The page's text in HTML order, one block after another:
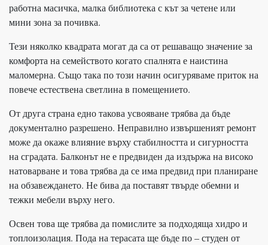
работна масичка, малка библиотека с кът за четене или
мини зона за почивка.
Тези няколко квадрата могат да са от решаващо значение за
комфорта на семейството когато спалнята е наистина
маломерна. Също така по този начин осигуряваме приток на
повече естествена светлина в помещението.
От друга страна едно такова усвояване трябва да бъде
документално разрешено. Неправилно извършеният ремонт
може да окаже влияние върху стабилността и сигурността
на сградата. Балконът не е предвиден да издържа на високо
натоварване и това трябва да се има предвид при планиране
на обзавеждането. Не бива да поставят твърде обемни и
тежки мебели върху него.
Освен това ще трябва да помислите за подходяща хидро и
топлоизолация. Пода на терасата ще бъде по – студен от